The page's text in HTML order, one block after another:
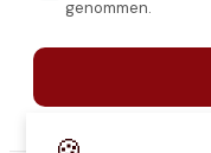
genommen.